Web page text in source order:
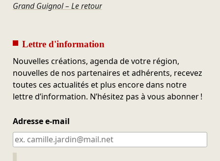
Grand Guignol – Le retour
Lettre d'information
Nouvelles créations, agenda de votre région,
nouvelles de nos partenaires et adhérents, recevez
toutes ces actualités et plus encore dans notre
lettre d’information. N’hésitez pas à vous abonner !
Adresse e-mail